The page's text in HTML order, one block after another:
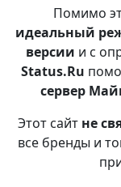
Помимо
идеальный
версии и с
Status.Ru
сервер
Этот сайт не
все бренды и